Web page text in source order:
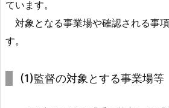
1.
過
働
ています。
対象となる事業場や確認される事
す。
(1)監督の対象とする事業場等